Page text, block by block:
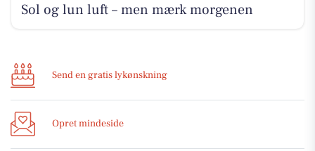
Sol og lun luft – men mærk morgenen
Send en gratis lykønskning
Opret mindeside